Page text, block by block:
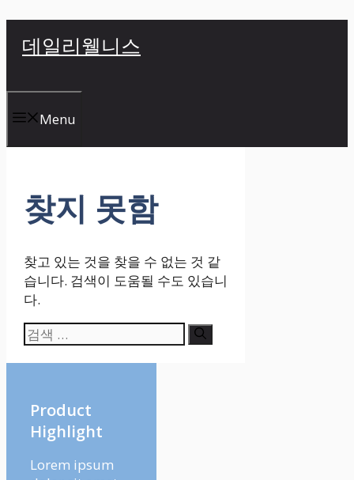
너
뛰
데일리웰니스
Menu
찾지 못함
찾고 있는 것을 찾을 수 없는 것 같
습니다. 검색이 도움될 수도 있습니
다.
검
색:
Product
Highlight
Lorem ipsum